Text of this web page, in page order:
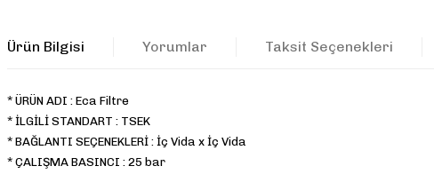
Ürün Bilgisi Yorumlar Taksit Seçenekleri
*ÜRÜN ADI :Eca Filtre
*İLGİLİ STANDART : TSEK
*BAĞLANTI SEÇENEKLERİ:İç Vida x İç Vida
*ÇALIŞMA BASINCI :25 bar